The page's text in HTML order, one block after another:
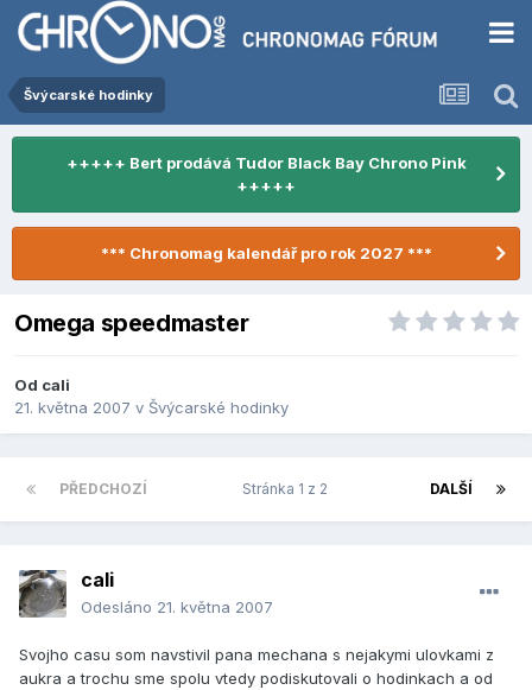
Švýcarské hodinky
+++++ Bert prodává Tudor Black Bay Chrono Pink
+++++
*** Chronomag kalendář pro rok 2027 ***
Omega speedmaster
Od cali
21. května 2007 v Švýcarské hodinky
PŘEDCHOZÍ DALŠÍ
Stránka 1 z 2
cali
Odesláno 21. května 2007
Svojho casu som navstivil pana mechana s nejakymi ulovkami z
aukra a trochu sme spolu vtedy podiskutovali o hodinkach a od